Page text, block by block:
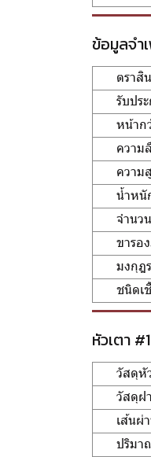
ข้อมูลจำ
ตราสิ
รับปร
หน้าก
ความ
ความ
น้ำหนั
จำนว
ขารอ
มงกุฎ
ชนิดเ
หัวเตา #1
วัสดุหั
วัสดุฝ
เส้นผ่
ปริมา